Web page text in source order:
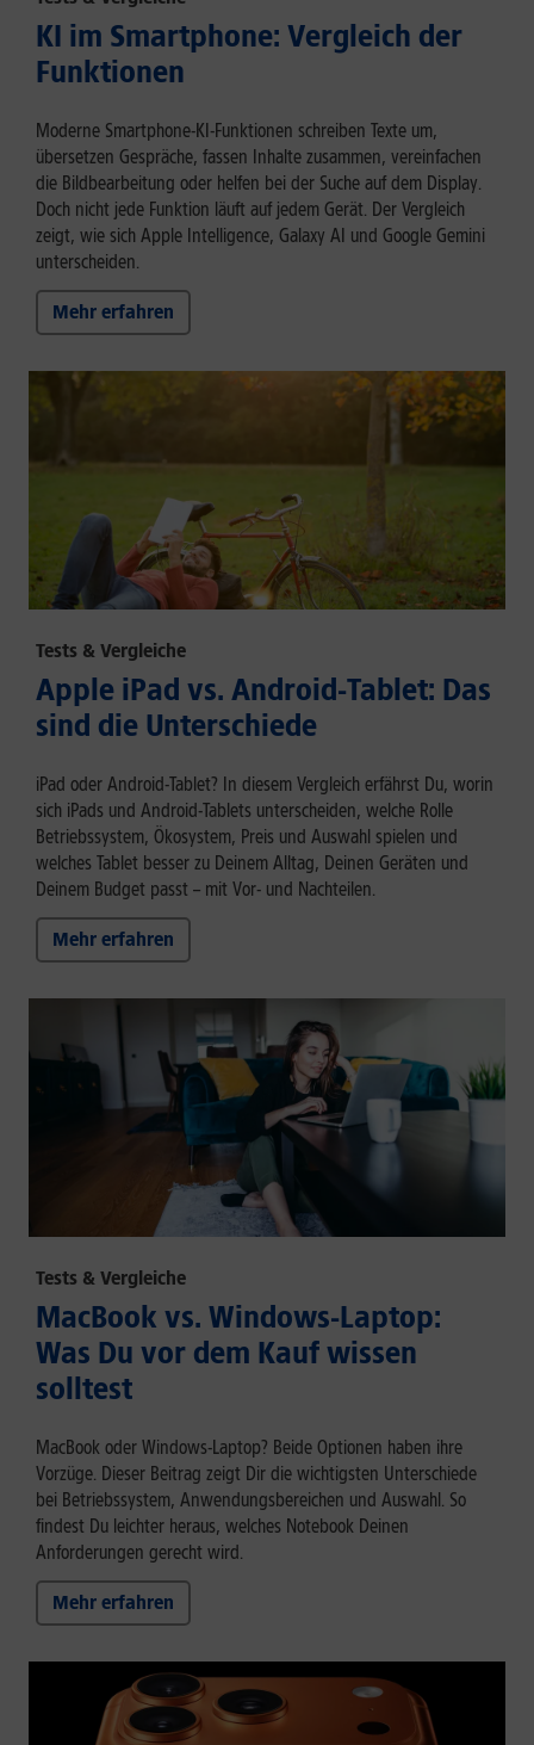
KI im Smartphone: Vergleich der
Funktionen
Moderne Smartphone-KI-Funktionen schreiben Texte um,
übersetzen Gespräche, fassen Inhalte zusammen, vereinfachen
die Bildbearbeitung oder helfen bei der Suche auf dem Display.
Doch nicht jede Funktion läuft auf jedem Gerät. Der Vergleich
zeigt, wie sich Apple Intelligence, Galaxy AI und Google Gemini
unterscheiden.
Mehr erfahren
Tests & Vergleiche
Apple iPad vs. Android-Tablet: Das
sind die Unterschiede
iPad oder Android-Tablet? In diesem Vergleich erfährst Du, worin
sich iPads und Android-Tablets unterscheiden, welche Rolle
Betriebssystem, Ökosystem, Preis und Auswahl spielen und
welches Tablet besser zu Deinem Alltag, Deinen Geräten und
Deinem Budget passt – mit Vor- und Nachteilen.
Mehr erfahren
Tests & Vergleiche
MacBook vs. Windows-Laptop:
Was Du vor dem Kauf wissen
solltest
MacBook oder Windows-Laptop? Beide Optionen haben ihre
Vorzüge. Dieser Beitrag zeigt Dir die wichtigsten Unterschiede
bei Betriebssystem, Anwendungsbereichen und Auswahl. So
findest Du leichter heraus, welches Notebook Deinen
Anforderungen gerecht wird.
Mehr erfahren